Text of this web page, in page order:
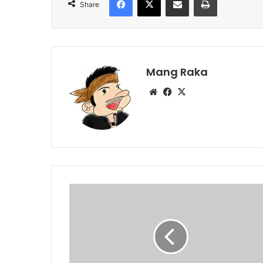
Share
Mang Raka
WebsiteFacebook